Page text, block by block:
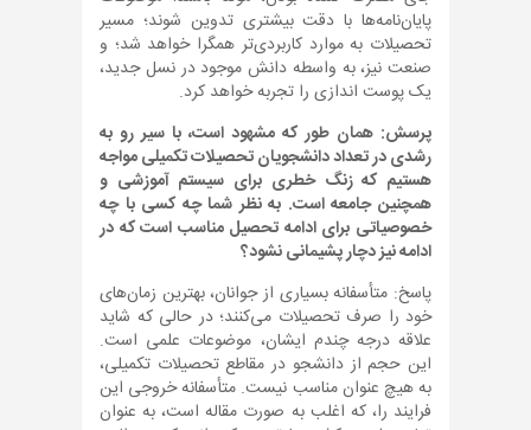
پایان‌نامه‌ها با دقت بیشتری تدوین شوند؛ مسیر
تحصیلات به موارد کاربردی‌تر همگرا خواهد شد؛ و
صنعت نیز، به واسطه دانش موجود در نسل جدید،
یک پوست اندازی را تجربه خواهد کرد.
پرسش: همان طور که مشهود است، با سیر رو به
رشدی در تعداد دانشجویان تحصیلات تکمیلی مواجه
هستیم که زنگ خطری برای سیستم آموزشی و
همچنین جامعه است. به نظر شما چه کسی با چه
خصوصیاتی برای ادامه تحصیل مناسب است که در
ادامه نیز دچار پشیمانی نشود؟
پاسخ: متأسفانه بسیاری از جوانان، بهترین زمان‌های
خود را صرف تحصیلات می‌کنند؛ در حالی که شاید
علاقه درجه چندم ایشان، موضوعات علمی است.
این حجم از دانشجو در مقاطع تحصیلات تکمیلی،
به هیچ عنوان مناسب نیست. متأسفانه خروجی این
فرایند را، که اغلب به صورت مقاله است، به عنوان